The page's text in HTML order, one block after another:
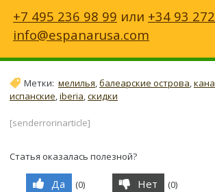
+7 495 236 98 99 или +34 93
info@espanarusa.com
Метки: мелилья балеарские острова
испанские,iberia,скидки
[senderrorinarticle]
Статья оказалась полезной?
Да (0) Нет (0)